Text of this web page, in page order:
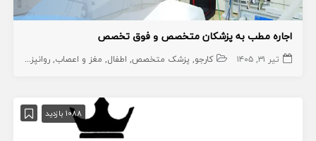
اجاره مطب به پزشکان متخصص و فوق تخصص
تیر ۳۱, ۱۴۰۵ کارجو پزشک متخصص اطفال مغز و اعصاب روانپزشک
1088 بازدید